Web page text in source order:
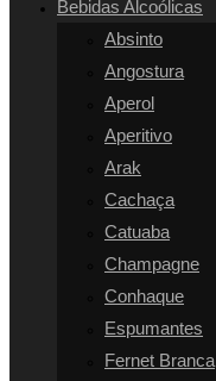
Bebidas Alcoólicas
Absinto
Angostura
Aperol
Aperitivo
Arak
Cachaça
Catuaba
Champagne
Conhaque
Espumantes
Fernet Branca